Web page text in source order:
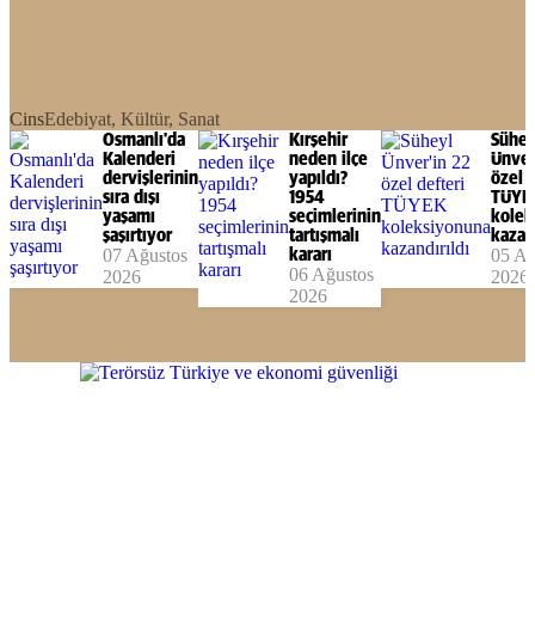
CinsEdebiyat, Kültür, Sanat
Osmanlı'da
Kalenderi
dervişlerinin
sıra dışı
yaşamı
şaşırtıyor
07 Ağustos
2026
Kırşehir
neden ilçe
yapıldı?
1954
seçimlerinin
tartışmalı
kararı
06 Ağustos
2026
özel
05
2026